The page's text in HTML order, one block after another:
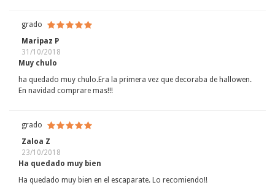
grado
Maripaz P
31/10/2018
Muy chulo
ha quedado muy chulo.Era la primera vez que decoraba de hallowen.
En navidad comprare mas!!!
grado
Zaloa Z
23/10/2018
Ha quedado muy bien
Ha quedado muy bien en el escaparate. Lo recomiendo!!